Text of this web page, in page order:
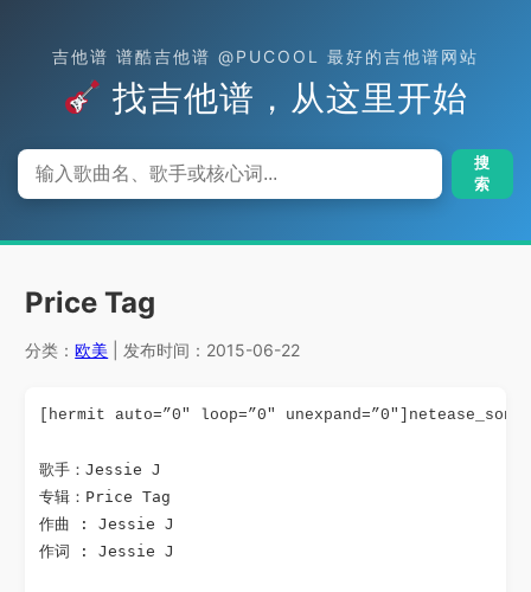
吉他谱 谱酷吉他谱 @PUCOOL 最好的吉他谱网站
找吉他谱，从这里开始
搜
索
Price Tag
分类：欧美 | 发布时间：2015-06-22
[hermit auto=”0″ loop=”0″
歌手：Jessie J
专辑：Price Tag
作曲 : Jessie J
作词 : Jessie J